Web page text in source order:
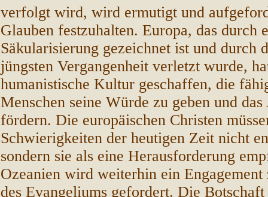
verfolgt wird, wird ermutigt und
Glauben festzuhalten. Europa, das durch
Säkularisierung gezeichnet ist und durch
jüngsten Vergangenheit verletzt wurde,
humanistische Kultur geschaffen, die
Menschen seine Würde zu geben und
fördern. Die europäischen Christen
Schwierigkeiten der heutigen Zeit nicht
sondern sie als eine Herausforderung
Ozeanien wird weiterhin ein
des Evangeliums gefordert. Die